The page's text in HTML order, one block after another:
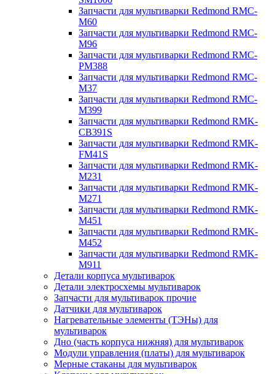
Запчасти для мультиварки Redmond RMC-
M60
Запчасти для мультиварки Redmond RMC-
M96
Запчасти для мультиварки Redmond RMC-
PM388
Запчасти для мультиварки Redmond RMC-
M37
Запчасти для мультиварки Redmond RMC-
M399
Запчасти для мультиварки Redmond RMK-
CB391S
Запчасти для мультиварки Redmond RMK-
FM41S
Запчасти для мультиварки Redmond RMK-
M231
Запчасти для мультиварки Redmond RMK-
M271
Запчасти для мультиварки Redmond RMK-
M451
Запчасти для мультиварки Redmond RMK-
M452
Запчасти для мультиварки Redmond RMK-
M911
Детали корпуса мультиварок
Детали электросхемы мультиварок
Запчасти для мультиварок прочие
Датчики для мультиварок
Нагревательные элементы (ТЭНы) для
мультиварок
Дно (часть корпуса нижняя) для мультиварок
Модули управления (платы) для мультиварок
Мерные стаканы для мультиварок